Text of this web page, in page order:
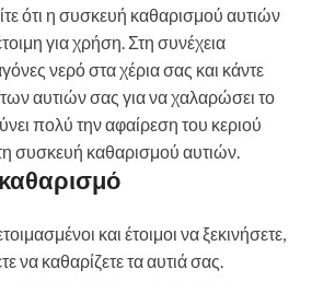
ότι η συσκευή καθαρισμού αυτιών
για χρήση. Στη συνέχεια
νερό στα χέρια σας και κάντε
αυτιών σας για να χαλαρώσει το
πολύ την αφαίρεση του κεριού
συσκευή καθαρισμού αυτιών.
και έτοιμοι να ξεκινήσετε,
να καθαρίζετε τα αυτιά σας.